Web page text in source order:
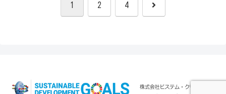
1 2 4 次